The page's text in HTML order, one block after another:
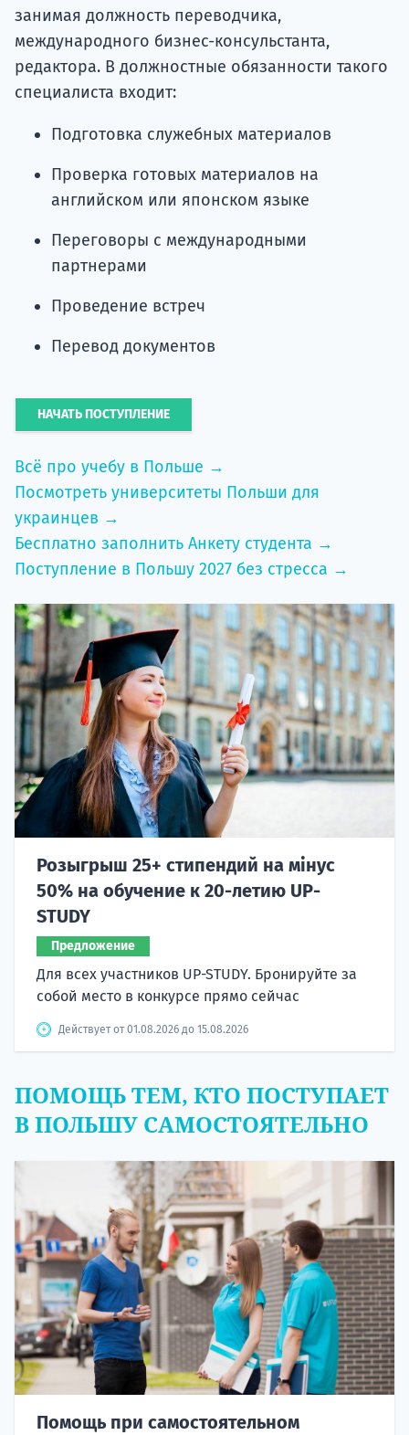
занимая должность переводчика,
международного бизнес-консульстанта,
редактора. В должностные обязанности такого
специалиста входит:
Подготовка служебных материалов
Проверка готовых материалов на
английском или японском языке
Переговоры с международными
партнерами
Проведение встреч
Перевод документов
НАЧАТЬ ПОСТУПЛЕНИЕ
Всё про учебу в Польше →
Посмотреть университеты Польши для
украинцев →
Бесплатно заполнить Анкету студента →
Поступление в Польшу 2027 без стресса →
Розыгрыш 25+ стипендий на мінус
50% на обучение к 20-летию UP-
STUDY
Предложение
Для всех участников UP-STUDY. Бронируйте за
собой место в конкурсе прямо сейчас
Действует от 01.08.2026 до 15.08.2026
ПОМОЩЬ ТЕМ, КТО ПОСТУПАЕТ
В ПОЛЬШУ САМОСТОЯТЕЛЬНО
Помощь при самостоятельном